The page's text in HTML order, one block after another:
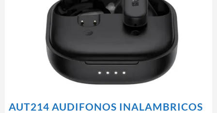
AUT214 AUDIFONOS INALAMBRICOS